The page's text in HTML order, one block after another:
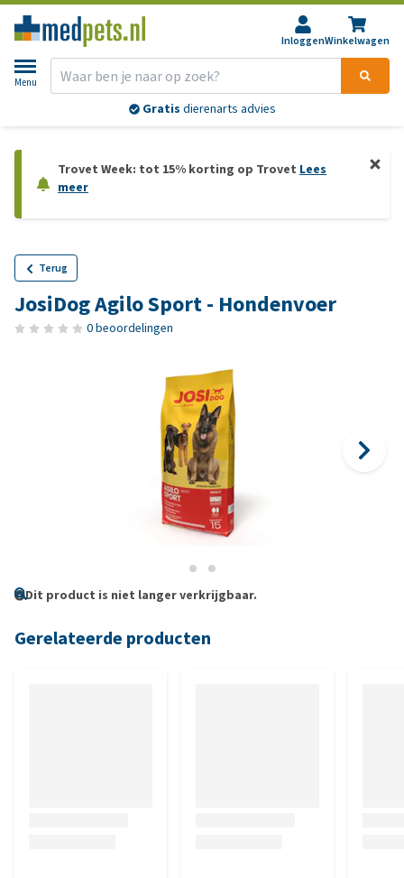
InloggenWinkelwagen
Menu
Gratis dierenarts advies
Trovet Week: tot 15% korting op Trovet Lees
meer
Terug
JosiDog Agilo Sport - Hondenvoer
0 beoordelingen
Dit product is niet langer verkrijgbaar.
Gerelateerde producten